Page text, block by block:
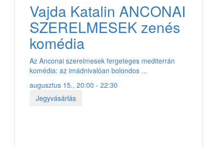
Vajda Katalin ANCONAI
SZERELMESEK zenés
komédia
Az Anconai szerelmesek fergeteges mediterrán
komédia: az imádnivalóan bolondos ...
augusztus 15., 20:00 - 22:30
Jegyvásárlás